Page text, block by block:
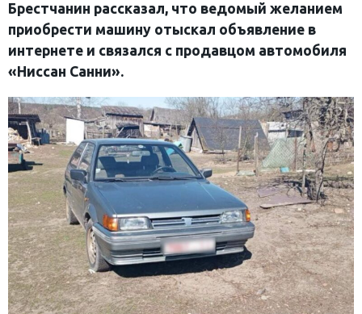
Брестчанин рассказал, что ведомый желанием
приобрести машину отыскал объявление в
интернете и связался с продавцом автомобиля
«Ниссан Санни».